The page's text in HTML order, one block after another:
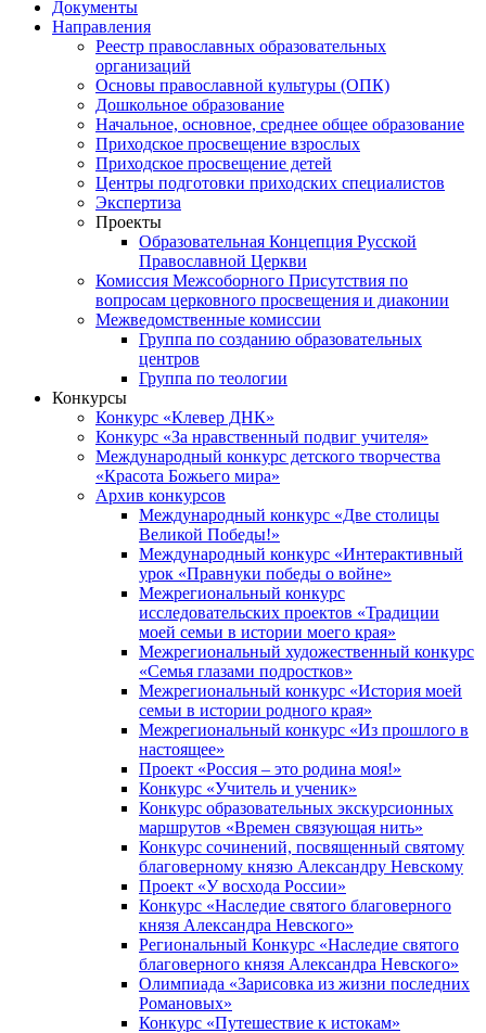
Документы
Направления
Реестр православных образовательных
организаций
Основы православной культуры (ОПК)
Дошкольное образование
Начальное, основное, среднее общее образование
Приходское просвещение взрослых
Приходское просвещение детей
Центры подготовки приходских специалистов
Экспертиза
Проекты
Образовательная Концепция Русской
Православной Церкви
Комиссия Межсоборного Присутствия по
вопросам церковного просвещения и диаконии
Межведомственные комиссии
Группа по созданию образовательных
центров
Группа по теологии
Конкурсы
Конкурс «Клевер ДНК»
Конкурс «За нравственный подвиг учителя»
Международный конкурс детского творчества
«Красота Божьего мира»
Архив конкурсов
Международный конкурс «Две столицы
Великой Победы!»
Международный конкурс «Интерактивный
урок «Правнуки победы о войне»
Межрегиональный конкурс
исследовательских проектов «Традиции
моей семьи в истории моего края»
Межрегиональный художественный конкурс
«Семья глазами подростков»
Межрегиональный конкурс «История моей
семьи в истории родного края»
Межрегиональный конкурс «Из прошлого в
настоящее»
Проект «Россия – это родина моя!»
Конкурс «Учитель и ученик»
Конкурс образовательных экскурсионных
маршрутов «Времен связующая нить»
Конкурс сочинений, посвященный святому
благоверному князю Александру Невскому
Проект «У восхода России»
Конкурс «Наследие святого благоверного
князя Александра Невского»
Региональный Конкурс «Наследие святого
благоверного князя Александра Невского»
Олимпиада «Зарисовка из жизни последних
Романовых»
Конкурс «Путешествие к истокам»